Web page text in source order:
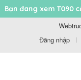
Đăng nhập
Bạn đang xem T090